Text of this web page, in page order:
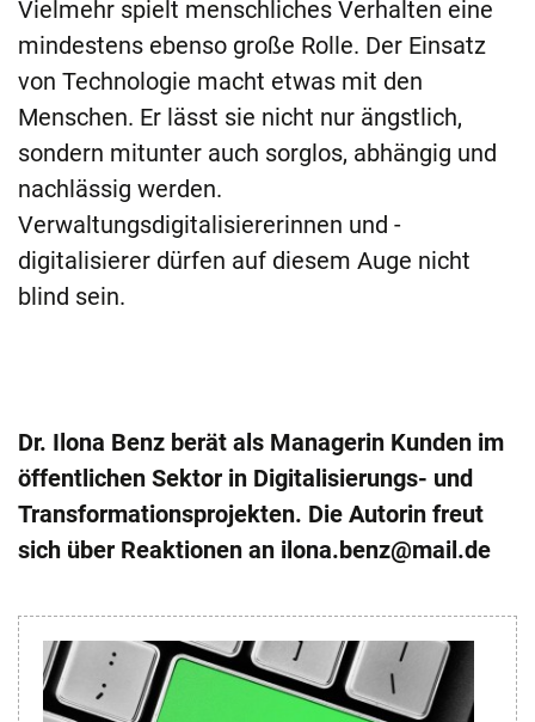
Vielmehr spielt menschliches Verhalten eine
mindestens ebenso große Rolle. Der Einsatz
von Technologie macht etwas mit den
Menschen. Er lässt sie nicht nur ängstlich,
sondern mitunter auch sorglos, abhängig und
nachlässig werden.
Verwaltungsdigitalisiererinnen und -
digitalisierer dürfen auf diesem Auge nicht
blind sein.
Dr. Ilona Benz berät als Managerin Kunden im
öffentlichen Sektor in Digitalisierungs- und
Transformationsprojekten. Die Autorin freut
sich über Reaktionen an ilona.benz@mail.de